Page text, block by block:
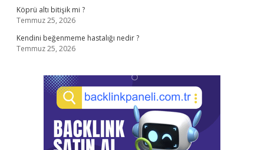
Köprü altı bitişik mi ?
Temmuz 25, 2026
Kendini beğenmeme hastalığı nedir ?
Temmuz 25, 2026